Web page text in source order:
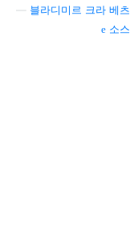
블라디미르 크라 베츠
소스